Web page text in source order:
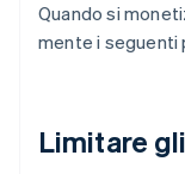
Quando si
mente i seguenti
Limitare